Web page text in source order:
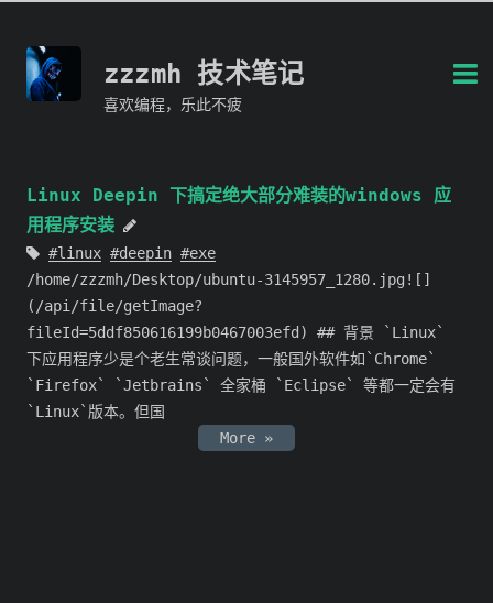
zzzmh 技术笔记
喜欢编程，乐此不疲
Linux Deepin 下搞定绝大部分难装的windows 应
用程序安装
linux deepin
exe
/home/zzzmh/Desktop/ubuntu-3145957_1280.jpg![]
(/api/file/getImage?
fileId=5ddf850616199b0467003efd) ## 背景 `Linux`
下应用程序少是个老生常谈问题，一般国外软件如`Chrome`
`Firefox` `Jetbrains` 全家桶 `Eclipse` 等都一定会有
`Linux`版本。但国
More »